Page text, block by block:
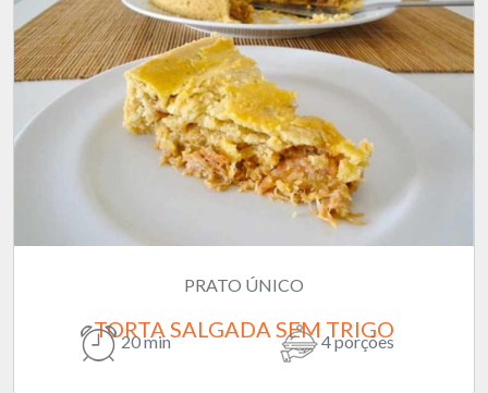
PRATO ÚNICO
TORTA SALGADA SEM TRIGO
20 min 4 porções